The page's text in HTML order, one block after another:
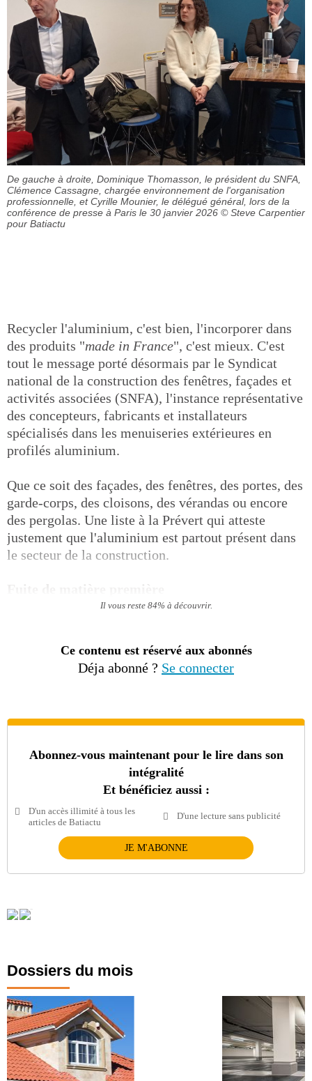
De gauche à droite, Dominique Thomasson, le président du SNFA,
Clémence Cassagne, chargée environnement de l'organisation
professionnelle, et Cyrille Mounier, le délégué général, lors de la
conférence de presse à Paris le 30 janvier 2026 © Steve Carpentier
pour Batiactu
Recycler l'aluminium, c'est bien, l'incorporer dans
des produits "made in France", c'est mieux. C'est
tout le message porté désormais par le Syndicat
national de la construction des fenêtres, façades et
activités associées (SNFA), l'instance représentative
des concepteurs, fabricants et installateurs
spécialisés dans les menuiseries extérieures en
profilés aluminium.
Que ce soit des façades, des fenêtres, des portes, des
garde-corps, des cloisons, des vérandas ou encore
des pergolas. Une liste à la Prévert qui atteste
justement que l'aluminium est partout présent dans
le secteur de la construction.
Il vous reste 84% à découvrir.
Ce contenu est réservé aux abonnés
Déja abonné ? Se connecter
Abonnez-vous maintenant pour le lire dans son
intégralité
Et bénéficiez aussi :
D'un accès illimité à tous les
articles de Batiactu
D'une lecture sans publicité
JE M'ABONNE
Dossiers du mois